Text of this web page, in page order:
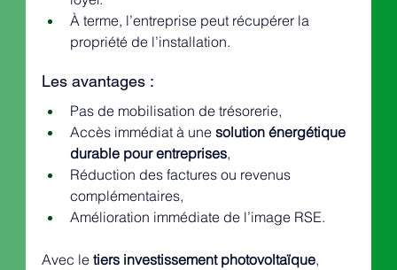
À terme, l’entreprise peut récupérer la
propriété de l’installation.
Les avantages :
Pas de mobilisation de trésorerie,
Accès immédiat à une solution énergétique
durable pour entreprises,
Réduction des factures ou revenus
complémentaires,
Amélioration immédiate de l’image RSE.
Avec le tiers investissement photovoltaïque,